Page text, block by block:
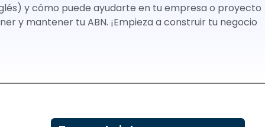
y cómo puede ayudarte en tu empresa o proyecto
y mantener tu ABN. ¡Empieza a construir tu negocio